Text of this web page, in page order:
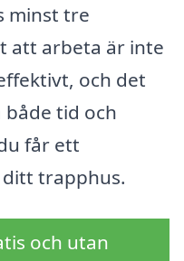
minst tre
att arbeta är inte
och det
tid och
får ett
trapphus.
och utan